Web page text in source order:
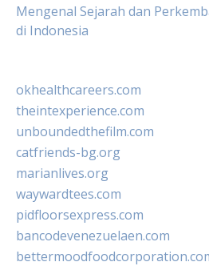
Mengenal Sejarah dan
di Indonesia
okhealthcareers.com
theintexperience.com
unboundedthefilm.com
catfriends-bg.org
marianlives.org
waywardtees.com
pidfloorsexpress.com
bancodevenezuelaen.com